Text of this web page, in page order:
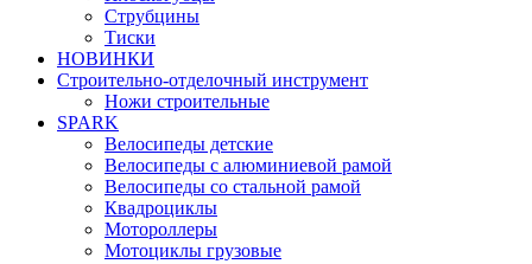
Струбцины
Тиски
НОВИНКИ
Строительно-отделочный инструмент
Ножи строительные
SPARK
Велосипеды детские
Велосипеды с алюминиевой рамой
Велосипеды со стальной рамой
Квадроциклы
Мотороллеры
Мотоциклы грузовые